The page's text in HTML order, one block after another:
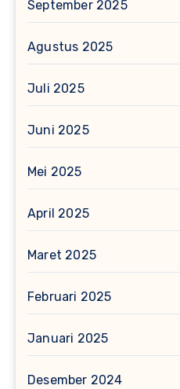
September 2025
Agustus 2025
Juli 2025
Juni 2025
Mei 2025
April 2025
Maret 2025
Februari 2025
Januari 2025
Desember 2024